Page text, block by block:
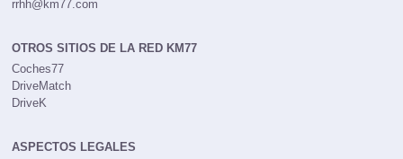
rrhh@km77.com
OTROS SITIOS DE LA RED KM77
Coches77
DriveMatch
DriveK
ASPECTOS LEGALES